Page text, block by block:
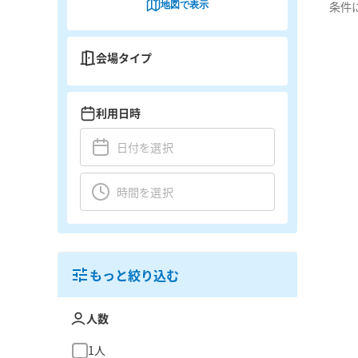
条件
地図で表示
会場タイプ
利用日時
もっと絞り込む
人数
1人